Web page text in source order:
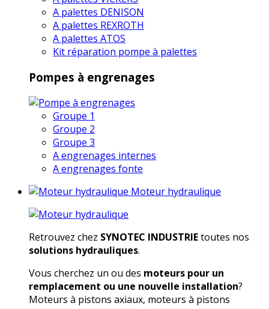
A palettes DENISON
A palettes REXROTH
A palettes ATOS
Kit réparation pompe à palettes
Pompes à engrenages
Groupe 1
Groupe 2
Groupe 3
A engrenages internes
A engrenages fonte
Moteur hydraulique
Retrouvez chez SYNOTEC INDUSTRIEtoutes nos
solutions hydrauliques.
Vous cherchez un ou des moteurs pour un
remplacement ou une nouvelle installation?
Moteurs à pistons axiaux, moteurs à pistons